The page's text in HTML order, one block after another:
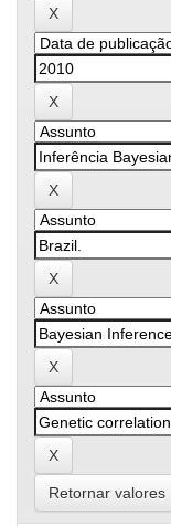
Retornar valores